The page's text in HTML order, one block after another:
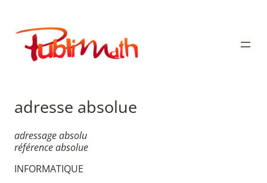
contenu
Publimath
adresse absolue
adressage absolu
référence absolue
INFORMATIQUE